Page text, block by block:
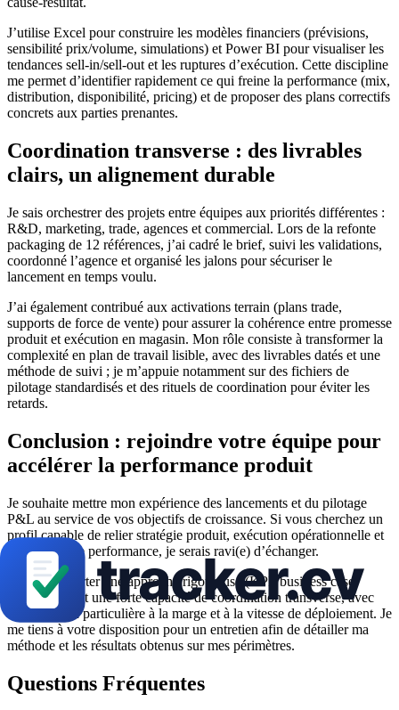
J’utilise Excel pour construire les modèles financiers (prévisions,
sensibilité prix/volume, simulations) et Power BI pour visualiser les
tendances sell-in/sell-out et les ruptures d’exécution. Cette discipline
me permet d’identifier rapidement ce qui freine la performance (mix,
distribution, disponibilité, pricing) et de proposer des plans correctifs
concrets aux parties prenantes.
Coordination transverse : des livrables
clairs, un alignement durable
Je sais orchestrer des projets entre équipes aux priorités différentes :
R&D, marketing, trade, agences et commercial. Lors de la refonte
packaging de 12 références, j’ai cadré le brief, suivi les validations,
coordonné l’agence et organisé les jalons pour sécuriser le
lancement en temps voulu.
J’ai également contribué aux activations terrain (plans trade,
supports de force de vente) pour assurer la cohérence entre promesse
produit et exécution en magasin. Mon rôle consiste à transformer la
complexité en plan de travail lisible, avec des livrables datés et une
méthode de suivi ; je m’appuie notamment sur des fichiers de
pilotage standardisés et des rituels de coordination pour éviter les
retards.
Conclusion : rejoindre votre équipe pour
accélérer la performance produit
Je souhaite mettre mon expérience des lancements et du pilotage
P&L au service de vos objectifs de croissance. Si vous cherchez un
profil capable de relier stratégie produit, exécution opérationnelle et
indicateurs de performance, je serais ravi(e) d’échanger.
Je peux apporter une approche rigoureuse (KPI, business case,
dashboards) et une forte capacité de coordination transverse, avec
une attention particulière à la marge et à la vitesse de déploiement. Je
me tiens à votre disposition pour un entretien afin de détailler ma
méthode et les résultats obtenus sur mes périmètres.
Questions Fréquentes